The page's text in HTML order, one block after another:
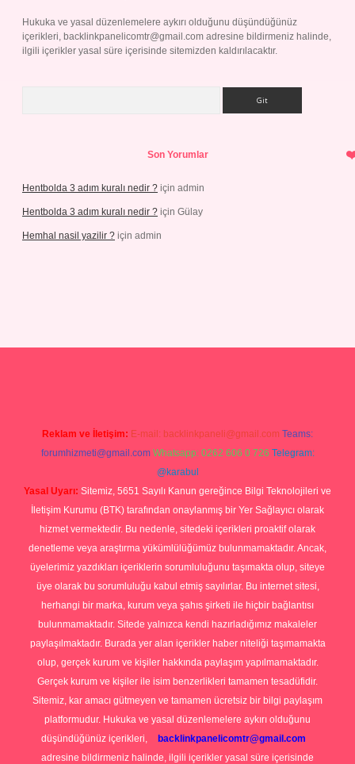
Hukuka ve yasal düzenlemelere aykırı olduğunu düşündüğünüz
içerikleri, backlinkpanelicomtr@gmail.com adresine bildirmeniz halinde,
ilgili içerikler yasal süre içerisinde sitemizden kaldırılacaktır.
Son Yorumlar
Hentbolda 3 adım kuralı nedir ? için admin
Hentbolda 3 adım kuralı nedir ? için Gülay
Hemhal nasil yazilir ? için admin
Reklam ve İletişim: E-mail: backlinkpaneli@gmail.com Teams:
forumhizmeti@gmail.com Whatsapp: 0262 606 0 726 Telegram:
@karabul
Yasal Uyarı: Sitemiz, 5651 Sayılı Kanun gereğince Bilgi Teknolojileri ve
İletişim Kurumu (BTK) tarafından onaylanmış bir Yer Sağlayıcı olarak
hizmet vermektedir. Bu nedenle, sitedeki içerikleri proaktif olarak
denetleme veya araştırma yükümlülüğümüz bulunmamaktadır. Ancak,
üyelerimiz yazdıkları içeriklerin sorumluluğunu taşımakta olup, siteye
üye olarak bu sorumluluğu kabul etmiş sayılırlar. Bu internet sitesi,
herhangi bir marka, kurum veya şahıs şirketi ile hiçbir bağlantısı
bulunmamaktadır. Sitede yalnızca kendi hazırladığımız makaleler
paylaşılmaktadır. Burada yer alan içerikler haber niteliği taşımamakta
olup, gerçek kurum ve kişiler hakkında paylaşım yapılmamaktadır.
Gerçek kurum ve kişiler ile isim benzerlikleri tamamen tesadüfidir.
Sitemiz, kar amacı gütmeyen ve tamamen ücretsiz bir bilgi paylaşım
platformudur. Hukuka ve yasal düzenlemelere aykırı olduğunu
düşündüğünüz içerikleri,
backlinkpanelicomtr@gmail.com
adresine bildirmeniz halinde, ilgili içerikler yasal süre içerisinde